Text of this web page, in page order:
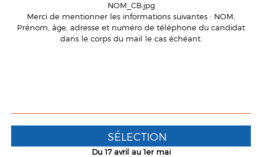
NOM_CB.jpg
Merci de mentionner les informations suivantes : NOM,
Prénom, âge, adresse et numéro de téléphone du candidat
dans le corps du mail le cas échéant.
SÉLECTION
Du 17 avril au 1er mai